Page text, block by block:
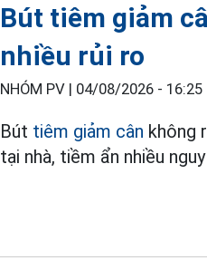
Bút tiêm giảm
nhiều rủi ro
NHÓM PV | 04/08/2026 - 16:25
Bút tiêm giảm cân không
tại nhà, tiềm ẩn nhiều